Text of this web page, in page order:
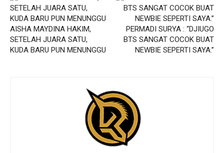
AISHA MAYDINA HAKIM,
SETELAH JUARA SATU,
KUDA BARU PUN MENUNGGU
PERMADI SURYA : “DJIUGO
BTS SANGAT COCOK BUAT
NEWBIE SEPERTI SAYA.”